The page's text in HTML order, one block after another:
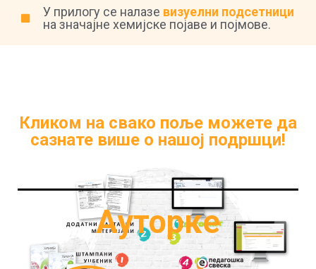
У прилогу се налазе визуелни подсетници
на значајне хемијске појаве и појмове.
Кликом на свако поље можете да
сазнате више о нашој подршци!
Ауторке